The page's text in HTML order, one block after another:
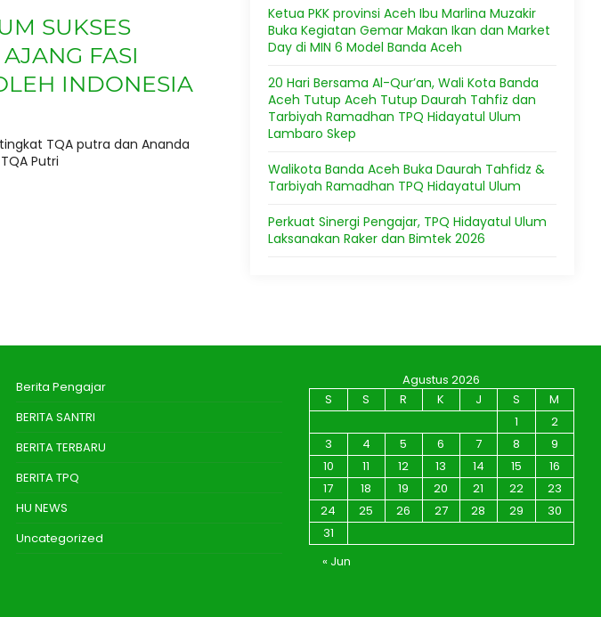
SUKSES
FASI
INDONESIA
TQA putra dan Ananda
Putri
Ketua PKK provinsi Aceh Ibu Marlina Muzakir
Buka Kegiatan Gemar Makan Ikan dan Market
Day di MIN 6 Model Banda Aceh
20 Hari Bersama Al-Qur’an, Wali Kota Banda
Aceh Tutup Aceh Tutup Daurah Tahfiz dan
Tarbiyah Ramadhan TPQ Hidayatul Ulum
Lambaro Skep
Walikota Banda Aceh Buka Daurah Tahfidz &
Tarbiyah Ramadhan TPQ Hidayatul Ulum
Perkuat Sinergi Pengajar, TPQ Hidayatul Ulum
Laksanakan Raker dan Bimtek 2026
Berita Pengajar
BERITA SANTRI
BERITA TERBARU
BERITA TPQ
HU NEWS
Uncategorized
Agustus 2026
S
S R K J S
M
1
2
3
4 5 6 7 8
9
10
11 12 13 14 15
16
17
18 19 20 21 22
23
24
25 26 27 28 29
30
31
« Jun